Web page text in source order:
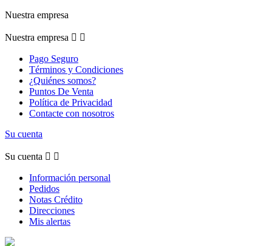
Nuestra empresa
Nuestra empresa  
Pago Seguro
Términos y Condiciones
¿Quiénes somos?
Puntos De Venta
Política de Privacidad
Contacte con nosotros
Su cuenta
Su cuenta  
Información personal
Pedidos
Notas Crédito
Direcciones
Mis alertas